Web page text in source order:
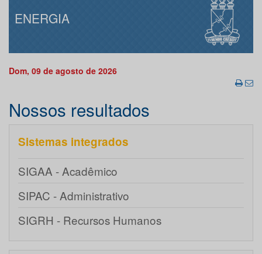
ENERGIA
Dom, 09 de agosto de 2026
Nossos resultados
Sistemas integrados
SIGAA - Acadêmico
SIPAC - Administrativo
SIGRH - Recursos Humanos